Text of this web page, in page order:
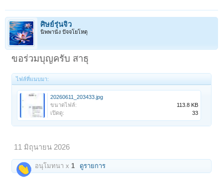
ศิษย์รุ่นจิ๋ว
นิพพานัง ปัจจโยโหตุ
ขอร่วมบุญครับ สาธุ
ไฟล์ที่แนบมา:
20260611_203433.jpg
ขนาดไฟล์:
113.8 KB
เปิดดู:
33
11 มิถุนายน 2026
อนุโมทนา x1 ดูรายการ